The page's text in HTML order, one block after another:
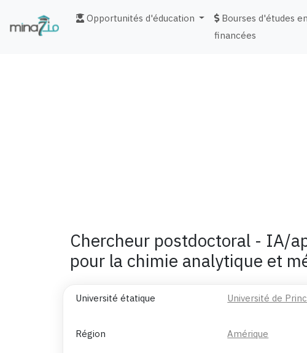
Opportunités d'éducation
Bourses d'études
financées
Chercheur postdoctoral - IA/
pour la chimie analytique et
Université étatique Université de
Région Amérique